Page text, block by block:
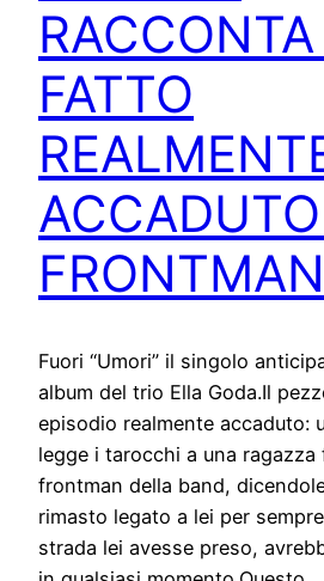
FATTO
FRONTMAN
Fuori “Umori” il singolo
album del trio Ella Goda.Il
episodio realmente accaduto:
legge i tarocchi a una ragazza
frontman della band,
rimasto legato a lei per
strada lei avesse preso,